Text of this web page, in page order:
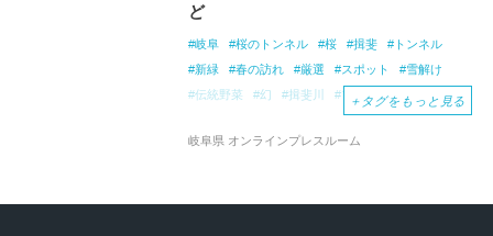
ど
岐阜 桜のトンネル 桜 揖斐
トンネル
新緑
春の訪れ 厳選 スポット
雪解け
伝統野菜
幻 揖斐川 マチュピチュ
＋ タグをもっと見る
岐阜県 オンラインプレスルーム